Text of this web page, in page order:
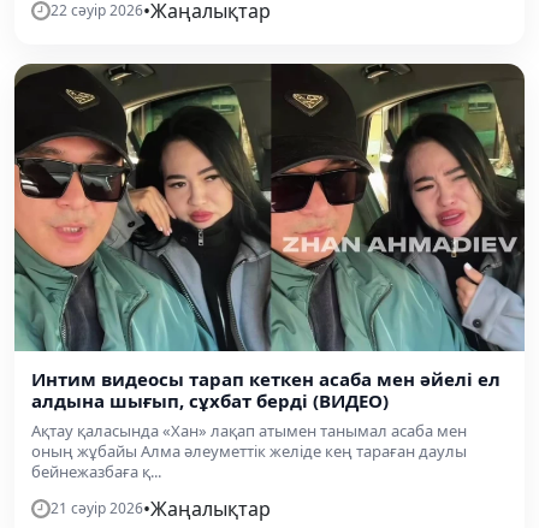
22 сәуір 2026•Жаңалықтар
Интим видеосы тарап кеткен асаба мен әйелі ел
алдына шығып, сұхбат берді (ВИДЕО)
Ақтау қаласында «Хан» лақап атымен танымал асаба мен
оның жұбайы Алма әлеуметтік желіде кең тараған даулы
бейнежазбаға қ...
21 сәуір 2026•Жаңалықтар